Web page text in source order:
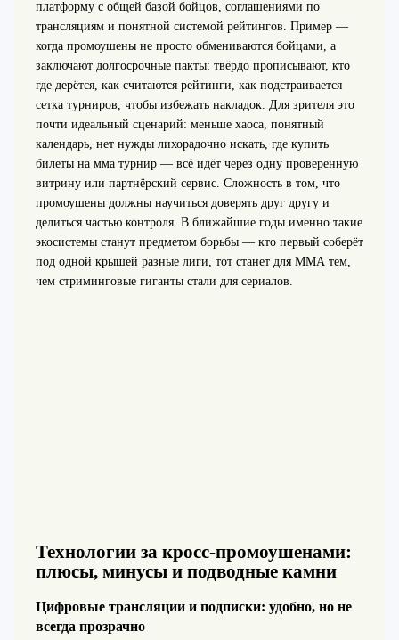
платформу с общей базой бойцов, соглашениями по
трансляциям и понятной системой рейтингов. Пример —
когда промоушены не просто обмениваются бойцами, а
заключают долгосрочные пакты: твёрдо прописывают, кто
где дерётся, как считаются рейтинги, как подстраивается
сетка турниров, чтобы избежать накладок. Для зрителя это
почти идеальный сценарий: меньше хаоса, понятный
календарь, нет нужды лихорадочно искать, где купить
билеты на мма турнир — всё идёт через одну проверенную
витрину или партнёрский сервис. Сложность в том, что
промоушены должны научиться доверять друг другу и
делиться частью контроля. В ближайшие годы именно такие
экосистемы станут предметом борьбы — кто первый соберёт
под одной крышей разные лиги, тот станет для ММА тем,
чем стриминговые гиганты стали для сериалов.
Технологии за кросс-промоушенами:
плюсы, минусы и подводные камни
Цифровые трансляции и подписки: удобно, но не
всегда прозрачно